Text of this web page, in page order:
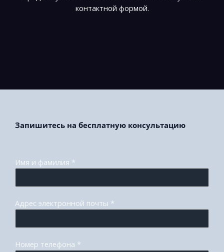
контактной формой.
Запишитесь на бесплатную консультацию
Имя и фамилия *
Адрес электронной почты *
Номер телефона *